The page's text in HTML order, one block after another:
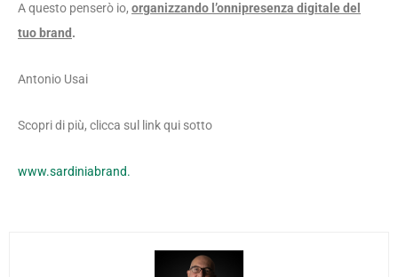
A questo penserò io, organizzando l’onnipresenza digitale del
tuo brand.
Antonio Usai
Scopri di più, clicca sul link qui sotto
www.sardiniabrand.